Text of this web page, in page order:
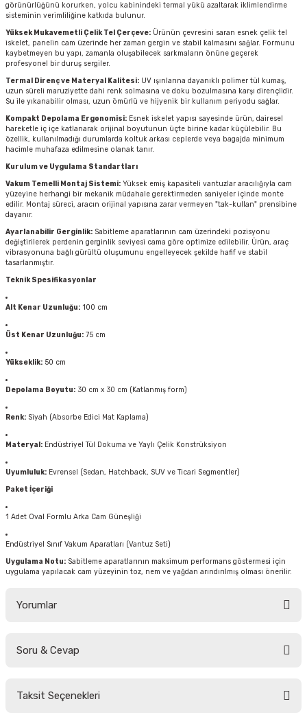
görünürlüğünü korurken, yolcu kabinindeki termal yükü azaltarak iklimlendirme
sisteminin verimliliğine katkıda bulunur.
Yüksek Mukavemetli Çelik Tel Çerçeve: Ürünün çevresini saran esnek çelik tel
iskelet, panelin cam üzerinde her zaman gergin ve stabil kalmasını sağlar. Formunu
kaybetmeyen bu yapı, zamanla oluşabilecek sarkmaların önüne geçerek
profesyonel bir duruş sergiler.
Termal Direnç ve Materyal Kalitesi: UV ışınlarına dayanıklı polimer tül kumaş,
uzun süreli maruziyette dahi renk solmasına ve doku bozulmasına karşı dirençlidir.
Su ile yıkanabilir olması, uzun ömürlü ve hijyenik bir kullanım periyodu sağlar.
Kompakt Depolama Ergonomisi: Esnek iskelet yapısı sayesinde ürün, dairesel
hareketle iç içe katlanarak orijinal boyutunun üçte birine kadar küçülebilir. Bu
özellik, kullanılmadığı durumlarda koltuk arkası ceplerde veya bagajda minimum
hacimle muhafaza edilmesine olanak tanır.
Kurulum ve Uygulama Standartları
Vakum Temelli Montaj Sistemi: Yüksek emiş kapasiteli vantuzlar aracılığıyla cam
yüzeyine herhangi bir mekanik müdahale gerektirmeden saniyeler içinde monte
edilir. Montaj süreci, aracın orijinal yapısına zarar vermeyen "tak-kullan" prensibine
dayanır.
Ayarlanabilir Gerginlik: Sabitleme aparatlarının cam üzerindeki pozisyonu
değiştirilerek perdenin gerginlik seviyesi cama göre optimize edilebilir. Ürün, araç
vibrasyonuna bağlı gürültü oluşumunu engelleyecek şekilde hafif ve stabil
tasarlanmıştır.
Teknik Spesifikasyonlar
Alt Kenar Uzunluğu: 100 cm
Üst Kenar Uzunluğu: 75 cm
Yükseklik: 50 cm
Depolama Boyutu: 30 cm x 30 cm (Katlanmış form)
Renk: Siyah (Absorbe Edici Mat Kaplama)
Materyal: Endüstriyel Tül Dokuma ve Yaylı Çelik Konstrüksiyon
Uyumluluk: Evrensel (Sedan, Hatchback, SUV ve Ticari Segmentler)
Paket İçeriği
1 Adet Oval Formlu Arka Cam Güneşliği
Endüstriyel Sınıf Vakum Aparatları (Vantuz Seti)
Uygulama Notu: Sabitleme aparatlarının maksimum performans göstermesi için
uygulama yapılacak cam yüzeyinin toz, nem ve yağdan arındırılmış olması önerilir.
Yorumlar
Soru & Cevap
Taksit Seçenekleri